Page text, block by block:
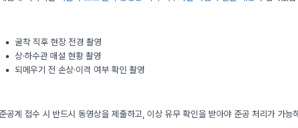
굴착 직후 현장 전경 촬영
상·하수관 매설 현황 촬영
되메우기 전 손상·이격 여부 확인 촬영
준공계 접수 시 반드시 동영상을 제출하고, 이상 유무 확인을 받아야 준공 처리가 가능